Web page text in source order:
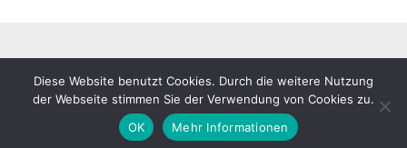
© CVJM Sulz am Eck e.V.
Impressum
Datenschutz
Präsentiert von Tempera
Diese Website benutzt Cookies. Durch die weitere Nutzung
der Webseite stimmen Sie der Verwendung von Cookies zu.
OK
Mehr Informationen